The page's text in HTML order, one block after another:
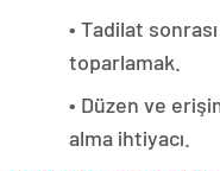
• Tadilat
toparlamak.
• Düzen ve
alma ihtiyacı.